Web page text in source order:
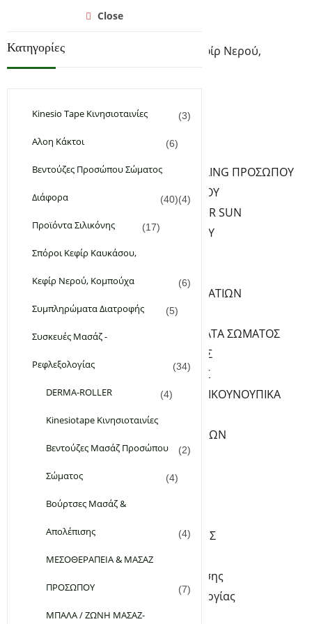
Σπόροι Κεφίρ Καυκάσου, Κεφίρ Νερού,
Φυτικά & Αιθέρια Έλαια
ΦΡΟΝΤΙΔΑ ΠΡΟΣΩΠΟΥ
ΚΑΘΑΡΙΣΜΟΣ PEELING ΠΡΟΣΩΠΟΥ
ΚΡΕΜΕΣ ΠΡΟΣΩΠΟΥ
ΑΝΤΗΛΙΑΚΑ – AFTER SUN
SERUM ΠΡΟΣΩΠΟΥ
ΦΡΟΝΤΙΔΑ ΧΕΙΛΙΩΝ
ΦΡΟΝΤΙΔΑ ΜΑΤΙΩΝ
ΚΡΕΜΕΣ-SERUM ΜΑΤΙΩΝ
ΦΡΟΝΤΙΔΑ ΣΩΜΑΤΟΣ
ΛΑΔΙΑ-ΓΑΛΑΚΤΩΜΑΤΑ ΣΩΜΑΤΟΣ
PEELING ΣΩΜΑΤΟΣ
ΚΡΕΜΕΣ ΣΩΜΑΤΟΣ
ΑΠΟΣΜΗΤΙΚΑ-ΑΝΤΙΚΟΥΝΟΥΠΙΚΑ
ΥΓΡΑ ΣΑΠΟΥΝΙΑ
ΦΡΟΝΤΙΔΑ ΧΕΡΙΩΝ-ΝΥΧΙΩΝ
SERUM ΝΥΧΙΩΝ
ΚΡΕΜΕΣ ΧΕΡΙΩΝ
ΑΛΑΤΑ – ΑΡΓΙΛΟΙ-ΣΚΟΝΕΣ
Kinesiotape Κινησιοταινίες
Βούρτσες Μασάζ & Απολέπισης
Συσκευές Μασάζ – Ρεφλεξολογίας
DERMA-ROLLER
Close
Κατηγορίες
Kinesio Tape Κινησιοταινίες (3)
Αλοη Κάκτοι (6)
Βεντούζες Προσώπου Σώματος
(4)
Διάφορα (40)
Προϊόντα Σιλικόνης (17)
Σπόροι Κεφίρ Καυκάσου,
Κεφίρ Νερού, Κομπούχα (6)
Συμπληρώματα Διατροφής (5)
Συσκευές Μασάζ -
Ρεφλεξολογίας (34)
DERMA-ROLLER (4)
Kinesiotape Κινησιοταινίες
(2)
Βεντούζες Μασάζ Προσώπου
Σώματος (4)
Βούρτσες Μασάζ &
Απολέπισης (4)
ΜΕΣΟΘΕΡΑΠΕΙΑ & ΜΑΣΑΖ
ΠΡΟΣΩΠΟΥ (7)
ΜΠΑΛΑ / ΖΩΝΗ ΜΑΣΑΖ-